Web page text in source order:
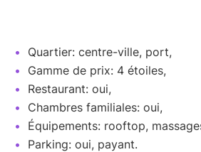
Quartier: centre-ville, port,
Gamme de prix: 4 étoiles,
Restaurant: oui,
Chambres familiales: oui,
Équipements: rooftop,
Parking: oui, payant.